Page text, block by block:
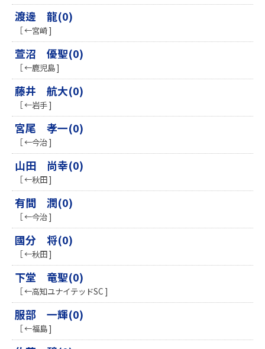
渡邊 龍(0)
［ ←宮崎 ]
萱沼 優聖(0)
［ ←鹿児島 ]
藤井 航大(0)
［ ←岩手 ]
宮尾 孝一(0)
［ ←今治 ]
山田 尚幸(0)
［ ←秋田 ]
有間 潤(0)
［ ←今治 ]
國分 将(0)
［ ←秋田 ]
下堂 竜聖(0)
［ ←高知ユナイテッドSC ]
服部 一輝(0)
［ ←福島 ]